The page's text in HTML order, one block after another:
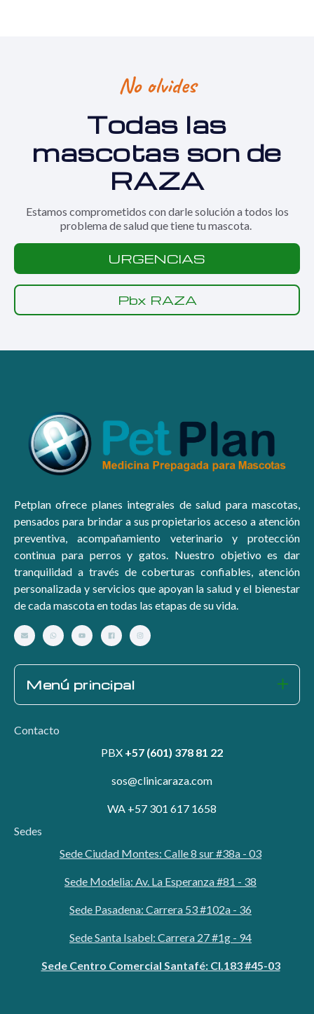
No olvides
Todas las
mascotas son de
RAZA
Estamos comprometidos con darle solución a todos los
problema de salud que tiene tu mascota.
URGENCIAS
Pbx RAZA
Petplan ofrece planes integrales de salud para mascotas,
pensados para brindar a sus propietarios acceso a atención
preventiva, acompañamiento veterinario y protección
continua para perros y gatos. Nuestro objetivo es dar
tranquilidad a través de coberturas confiables, atención
personalizada y servicios que apoyan la salud y el bienestar
de cada mascota en todas las etapas de su vida.
Menú principal
Contacto
PBX +57 (601) 378 81 22
sos@clinicaraza.com
WA +57 301 617 1658
Sedes
Sede Ciudad Montes: Calle 8 sur #38a - 03
Sede Modelia: Av. La Esperanza #81 - 38
Sede Pasadena: Carrera 53 #102a - 36
Sede Santa Isabel: Carrera 27 #1g - 94
Sede Centro Comercial Santafé: Cl.183 #45-03